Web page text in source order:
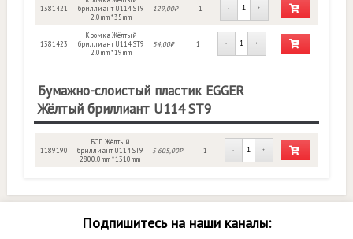
1381421
бриллиант U114 ST9
2.0mm * 35mm
129,00₽ 1 - +
1381423
Кромка Жёлтый
бриллиант U114 ST9
2.0mm * 19mm
54,00₽ 1 - +
Бумажно-слоистый пластик EGGER
Жёлтый бриллиант U114 ST9
1189190
БСП Жёлтый
бриллиант U114 ST9
2800.0mm * 1310mm
5 605,00₽ 1 - +
Подпишитесь на наши каналы: